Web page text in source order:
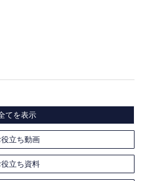
てを表示
役立ち動画
役立ち資料